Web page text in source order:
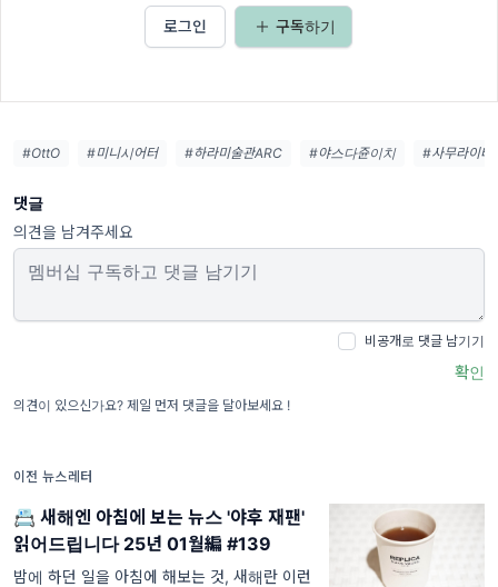
로그인 구독하기
#OttO #미니시어터 #하라미술관ARC #야스다쥰이치 #사무라이타
댓글
의견을 남겨주세요
비공개로 댓글 남기기
확인
의견이 있으신가요? 제일 먼저 댓글을 달아보세요 !
이전 뉴스레터
📇 새해엔 아침에 보는 뉴스 '야후 재팬'
읽어드립니다 25년 01월編 #139
밤에 하던 일을 아침에 해보는 것, 새해란 이런